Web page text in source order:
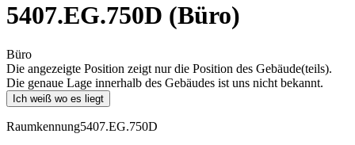
5407.EG.750D (Büro)
Büro
Die angezeigte Position zeigt nur die Position des Gebäude(teils).
Die genaue Lage innerhalb des Gebäudes ist uns nicht bekannt.
Ich weiß wo es liegt
Raumkennung5407.EG.750D